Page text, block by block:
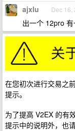
ajxlu Dec 16,
出一个 12pro
在您初次进行交易之
提示。
为了提高 V2EX 的有
提示中的说明外，也